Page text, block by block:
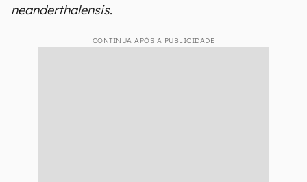
neanderthalensis.
CONTINUA APÓS A PUBLICIDADE